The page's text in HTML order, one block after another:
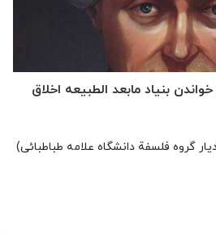
بنیاد مابعد الطبیعه اخلاق
گروه فلسفة دانشگاه علامه طباطبائی)